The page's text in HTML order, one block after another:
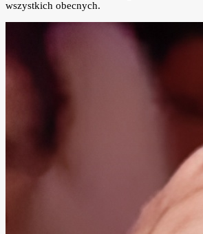
wszystkich obecnych.